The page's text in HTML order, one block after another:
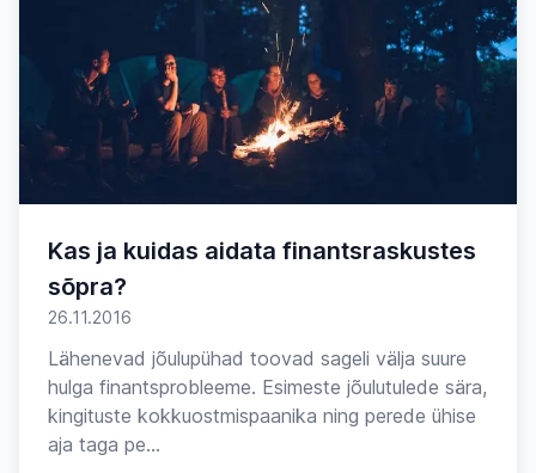
Kas ja kuidas aidata finantsraskustes
sõpra?
26.11.2016
Lähenevad jõulupühad toovad sageli välja suure
hulga finantsprobleeme. Esimeste jõulutulede sära,
kingituste kokkuostmispaanika ning perede ühise
aja taga pe...